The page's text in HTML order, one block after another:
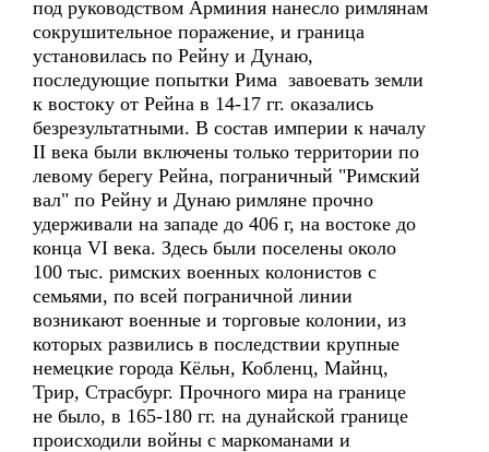
под руководством Арминия нанесло римлянам
сокрушительное поражение, и граница
установилась по Рейну и Дунаю,
последующие попытки Рима завоевать земли
к востоку от Рейна в 14-17 гг. оказались
безрезультатными. В состав империи к началу
II века были включены только территории по
левому берегу Рейна, пограничный "Римский
вал" по Рейну и Дунаю римляне прочно
удерживали на западе до 406 г, на востоке до
конца VI века. Здесь были поселены около
100 тыс. римских военных колонистов с
семьями, по всей пограничной линии
возникают военные и торговые колонии, из
которых развились в последствии крупные
немецкие города Кёльн, Кобленц, Майнц,
Трир, Страсбург. Прочного мира на границе
не было, в 165-180 гг. на дунайской границе
происходили войны с маркоманами и